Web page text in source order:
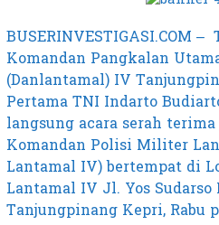
BUSERINVESTIGASI.COM
Komandan Pangkalan
(Danlantamal) IV
Pertama TNI Indarto
langsung acara serah
Komandan Polisi Militer
Lantamal IV) bertempat di
Lantamal IV Jl. Yos Sudarso
Tanjungpinang Kepri, Rabu